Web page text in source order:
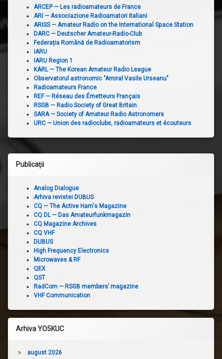
ARCEP — Les radioamateurs de France
ARI — Associazione Radioamatori Italiani
ARISS — Amateur Radio on the International Space Station
DARC — Deutscher Amateur-Radio-Club
Federația Română de Radioamatorism
IARU
IARU Region 1
KARL — The Korean Amateur Radio League
Observatorul astronomic "Amiral Vasile Urseanu"
Radioamateurs France
REF — Réseau des Émetteurs Français
RSGB — Radio Society of Great Britain
SARA — Society of Amateur Radio Astronomers
URC — Union des radioclubs, radioamateurs et écouteurs
Publicații
Analog Dialogue
Arhiva revistei DUBUS
CQ — The Active Ham's Magazine
CQ DL — Das Amateurfunkmagazin
CQ Magazine Archives
CQ VHF
DUBUS
High Frequency Electronics
Microwaves & RF
QEX
QST
RadCom — RSGB members’ magazine
VHF Communication
Arhiva YO5KUC
august 2026